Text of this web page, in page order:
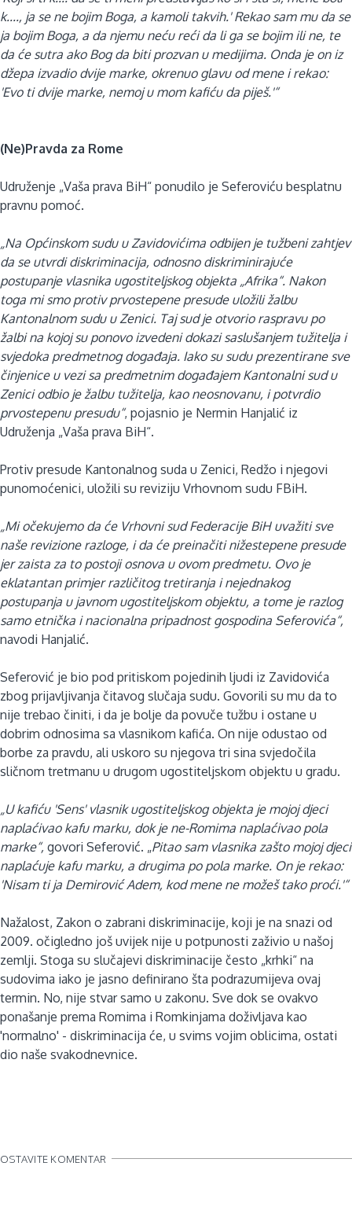
k...., ja se ne bojim Boga, a kamoli takvih.' Rekao sam mu da se
ja bojim Boga, a da njemu neću reći da li ga se bojim ili ne, te
da će sutra ako Bog da biti prozvan u medijima. Onda je on iz
džepa izvadio dvije marke, okrenuo glavu od mene i rekao:
'Evo ti dvije marke, nemoj u mom kafiću da piješ.'“
(Ne)Pravda za Rome
Udruženje „Vaša prava BiH“ ponudilo je Seferoviću besplatnu
pravnu pomoć.
„Na Općinskom sudu u Zavidovićima odbijen je tužbeni zahtjev
da se utvrdi diskriminacija, odnosno diskriminirajuće
postupanje vlasnika ugostiteljskog objekta „Afrika“. Nakon
toga mi smo protiv prvostepene presude uložili žalbu
Kantonalnom sudu u Zenici. Taj sud je otvorio raspravu po
žalbi na kojoj su ponovo izvedeni dokazi saslušanjem tužitelja i
svjedoka predmetnog događaja. Iako su sudu prezentirane sve
činjenice u vezi sa predmetnim događajem Kantonalni sud u
Zenici odbio je žalbu tužitelja, kao neosnovanu, i potvrdio
prvostepenu presudu“, pojasnio je Nermin Hanjalić iz
Udruženja „Vaša prava BiH“.
Protiv presude Kantonalnog suda u Zenici, Redžo i njegovi
punomoćenici, uložili su reviziju Vrhovnom sudu FBiH.
„Mi očekujemo da će Vrhovni sud Federacije BiH uvažiti sve
naše revizione razloge, i da će preinačiti nižestepene presude
jer zaista za to postoji osnova u ovom predmetu. Ovo je
eklatantan primjer različitog tretiranja i nejednakog
postupanja u javnom ugostiteljskom objektu, a tome je razlog
samo etnička i nacionalna pripadnost gospodina Seferovića“,
navodi Hanjalić.
Seferović je bio pod pritiskom pojedinih ljudi iz Zavidovića
zbog prijavljivanja čitavog slučaja sudu. Govorili su mu da to
nije trebao činiti, i da je bolje da povuče tužbu i ostane u
dobrim odnosima sa vlasnikom kafića. On nije odustao od
borbe za pravdu, ali uskoro su njegova tri sina svjedočila
sličnom tretmanu u drugom ugostiteljskom objektu u gradu.
„U kafiću 'Sens' vlasnik ugostiteljskog objekta je mojoj djeci
naplaćivao kafu marku, dok je ne-Romima naplaćivao pola
marke“, govori Seferović. „Pitao sam vlasnika zašto mojoj djeci
naplaćuje kafu marku, a drugima po pola marke. On je rekao:
'Nisam ti ja Demirović Adem, kod mene ne možeš tako proći.'“
Nažalost, Zakon o zabrani diskriminacije, koji je na snazi od
2009. očigledno još uvijek nije u potpunosti zaživio u našoj
zemlji. Stoga su slučajevi diskriminacije često „krhki“ na
sudovima iako je jasno definirano šta podrazumijeva ovaj
termin. No, nije stvar samo u zakonu. Sve dok se ovakvo
ponašanje prema Romima i Romkinjama doživljava kao
'normalno' - diskriminacija će, u svims vojim oblicima, ostati
dio naše svakodnevnice.
OSTAVITE KOMENTAR